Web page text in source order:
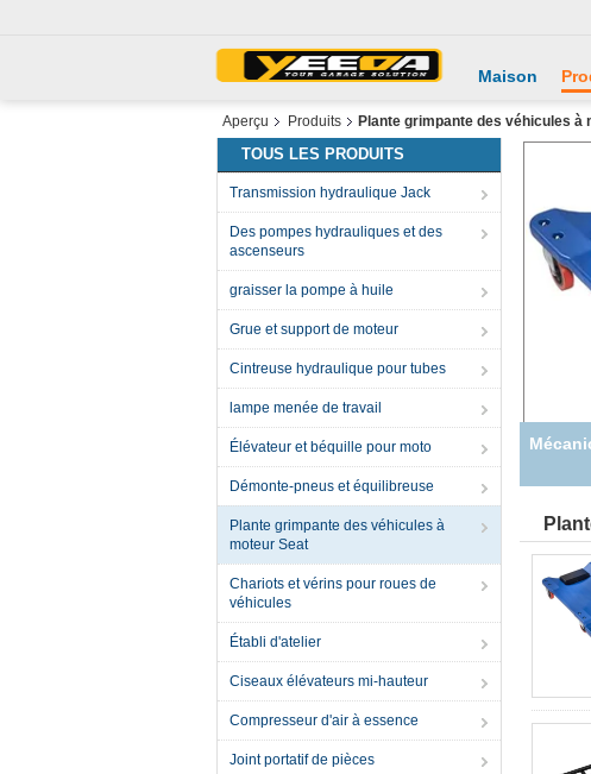
Maison
Aperçu Produits Plante grimpante des véhicules à
TOUS LES PRODUITS
Transmission hydraulique Jack
Des pompes hydrauliques et des
ascenseurs
graisser la pompe à huile
Grue et support de moteur
Cintreuse hydraulique pour tubes
lampe menée de travail
Élévateur et béquille pour moto
Démonte-pneus et équilibreuse
Plante grimpante des véhicules à
moteur Seat
Chariots et vérins pour roues de
véhicules
Établi d'atelier
Ciseaux élévateurs mi-hauteur
Compresseur d'air à essence
Joint portatif de pièces